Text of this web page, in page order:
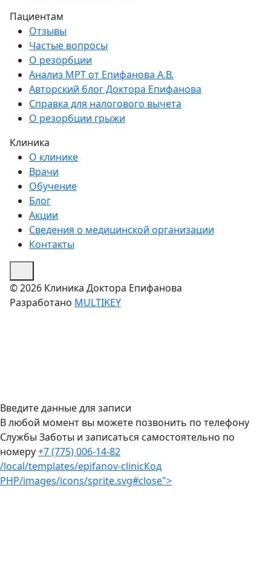
Пациентам
Отзывы
Частые вопросы
О резорбции
Анализ МРТ от Епифанова А.В.
Авторский блог Доктора Епифанова
Справка для налогового вычета
О резорбции грыжи
Клиника
О клинике
Врачи
Обучение
Блог
Акции
Сведения о медицинской организации
Контакты
© 2026 Клиника Доктора Епифанова
Разработано MULTIKEY
Введите данные для записи
В любой момент вы можете позвонить по телефону
Службы Заботы и записаться самостоятельно по
номеру+7 (775) 006-14-82
/local/templates/epifanov-clinicКод
PHP/images/icons/sprite.svg#close">